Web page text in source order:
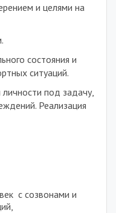
и целями на
состояния и
ситуаций.
под задачу,
Реализация
с созвонами и